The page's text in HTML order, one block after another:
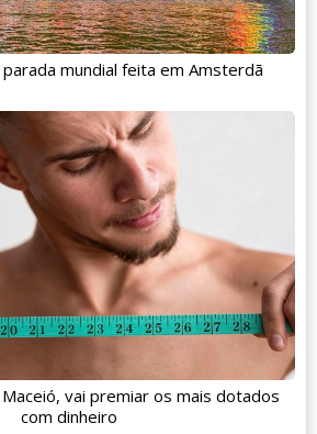
mundial feita em Amsterdã
vai premiar os mais dotados
com dinheiro